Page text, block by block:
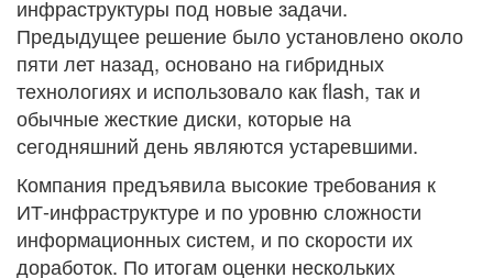
инфраструктуры под новые задачи.
Предыдущее решение было установлено около
пяти лет назад, основано на гибридных
технологиях и использовало как flash, так и
обычные жесткие диски, которые на
сегодняшний день являются устаревшими.
Компания предъявила высокие требования к
ИТ-инфраструктуре и по уровню сложности
информационных систем, и по скорости их
доработок. По итогам оценки нескольких